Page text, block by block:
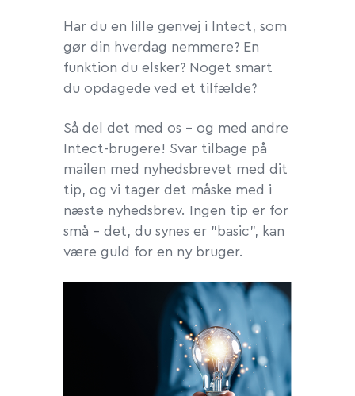
Har du en lille genvej i Intect, som
gør din hverdag nemmere? En
funktion du elsker? Noget smart
du opdagede ved et tilfælde?
Så del det med os – og med andre
Intect-brugere! Svar tilbage på
mailen med nyhedsbrevet med dit
tip, og vi tager det måske med i
næste nyhedsbrev. Ingen tip er for
små – det, du synes er "basic", kan
være guld for en ny bruger.